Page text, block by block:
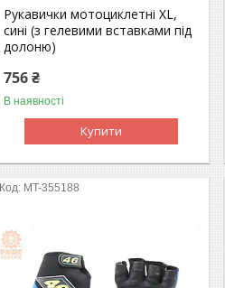
Рукавички мотоциклетні XL,
сині (з гелевими вставками під
долоню)
756 ₴
В наявності
Купити
MT-355188